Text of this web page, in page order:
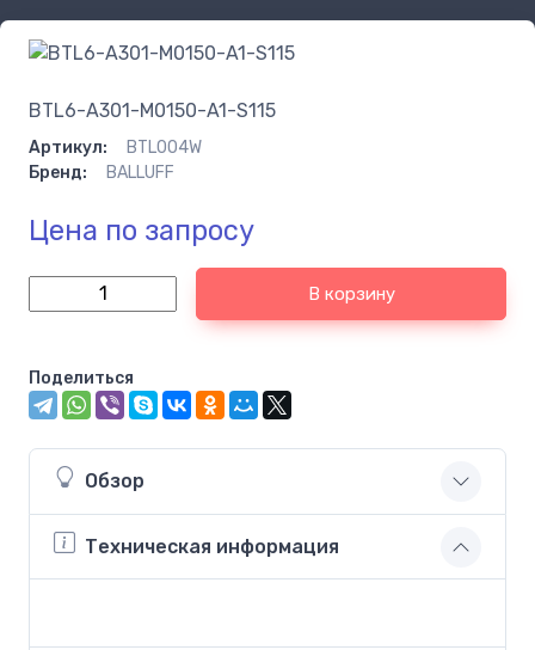
BTL6-A301-M0150-A1-S115
Артикул:
BTL004W
Бренд:
BALLUFF
Цена по запросу
В корзину
Поделиться
Обзор
Техническая информация